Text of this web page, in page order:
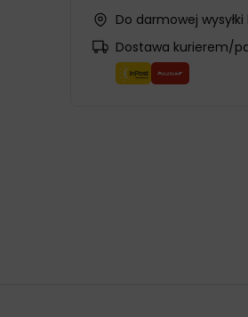
Do darmowej
Dostawa kurierem/